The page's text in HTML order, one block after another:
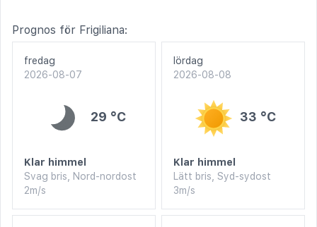
Prognos för Frigiliana:
fredag
2026-08-07
29 °C
Klar himmel
Svag bris, Nord-nordost
2m/s
lördag
2026-08-08
33 °C
Klar himmel
Lätt bris, Syd-sydost
3m/s